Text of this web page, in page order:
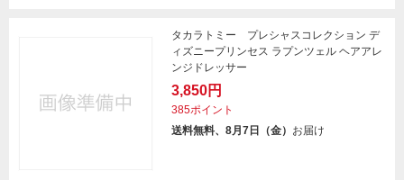
タカラトミー プレシャスコレクション デ
ィズニープリンセス ラプンツェル ヘアアレ
ンジドレッサー
3,850円
385ポイント
送料無料、8月7日（金） お届け